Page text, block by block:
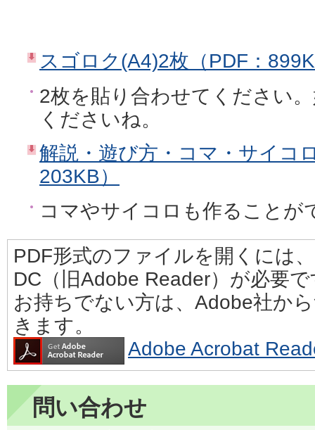
スゴロク(A4)2枚（PDF：
2枚を貼り合わせてください
くださいね。
解説・遊び方・コマ・サイコ
203KB）
コマやサイコロも作ることが
PDF形式のファイルを開くには
DC（旧Adobe Reader）が必要
お持ちでない方は、Adobe社か
きます。
Adobe Acrobat
問い合わせ